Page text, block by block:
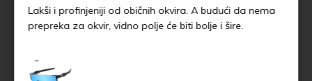
Lakši i profinjeniji od običnih okvira. A budući da nema
prepreka za okvir, vidno polje će biti bolje i šire.